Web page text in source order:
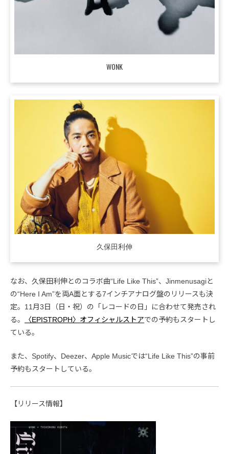
WONK
久保田利伸
なお、久保田利伸とのコラボ曲“Life Like This”、Jinmenusagiと
の“Here I Am”を両A面とする7インチアナログ盤のリリースも決
定。11月3日（日・祝）の「レコードの日」に合わせて発売され
る。
〈EPISTROPH〉オフィシャルストアでの予約もスタートし
ている。
また、Spotify、Deezer、Apple Musicでは“Life Like This”の事前
予約もスタートしている。
【リリース情報】